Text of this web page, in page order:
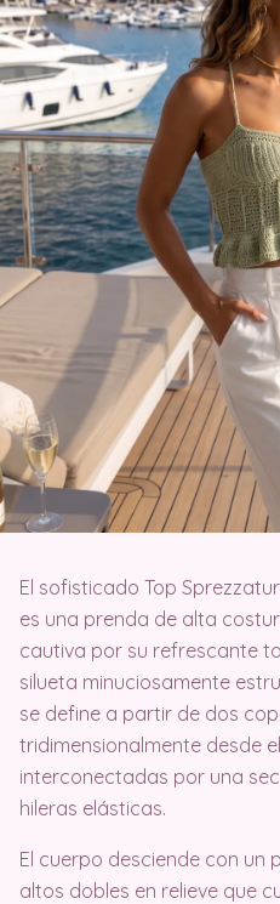
El sofisticado Top
es una prenda de alta
cautiva por su refrescante
silueta minuciosamente
se define a partir de dos
tridimensionalmente desde
interconectadas por una
hileras elásticas.
El cuerpo desciende con
altos dobles en relieve que